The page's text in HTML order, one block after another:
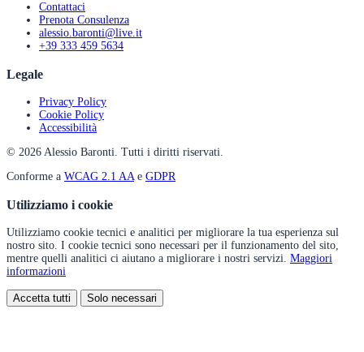
Contattaci
Prenota Consulenza
alessio.baronti@live.it
+39 333 459 5634
Legale
Privacy Policy
Cookie Policy
Accessibilità
© 2026 Alessio Baronti. Tutti i diritti riservati.
Conforme a WCAG 2.1 AAe GDPR
Utilizziamo i cookie
Utilizziamo cookie tecnici e analitici per migliorare la tua esperienza sul
nostro sito. I cookie tecnici sono necessari per il funzionamento del sito,
mentre quelli analitici ci aiutano a migliorare i nostri servizi. Maggiori
informazioni
Accetta tutti Solo necessari